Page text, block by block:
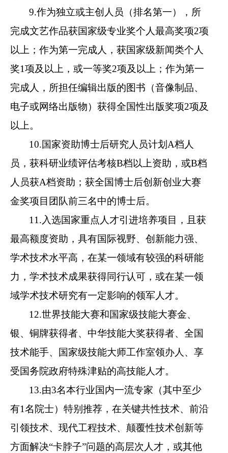
9.作为独立或主创人员（排名第一），所
完成文艺作品获国家级专业奖个人最高奖项2项
以上；作为第一完成人，获国家级新闻类个人
奖1项及以上，或一等奖2项及以上；作为第一
完成人，所担任编辑出版的图书（音像制品、
电子或网络出版物）获得全国性出版奖项2项及
以上。
10.国家资助博士后研究人员计划A档人
员，获科研业绩评估考核B档以上资助，或B档
人员获A档资助；获全国博士后创新创业大赛
金奖项目团队前三名中的博士后。
11.入选国家重点人才引进培养项目，且获
最高额度资助，具有国际视野、创新能力强、
学术技术水平高，在某一领域有较强的科研能
力，学术技术成果获得同行认可，或在某一领
域学术技术研究有一定影响的领军人才。
12.世界技能大赛和国家级技能大赛金、
银、铜牌获得者、中华技能大奖获得者、全国
技术能手、国家级技能大师工作室领办人、享
受国务院政府特殊津贴的高技能人才。
13.由3名本行业国内一流专家（其中至少
有1名院士）特别推荐，在关键共性技术、前沿
引领技术、现代工程技术、颠覆性技术创新等
方面解决“卡脖子”问题的高层次人才，或其他